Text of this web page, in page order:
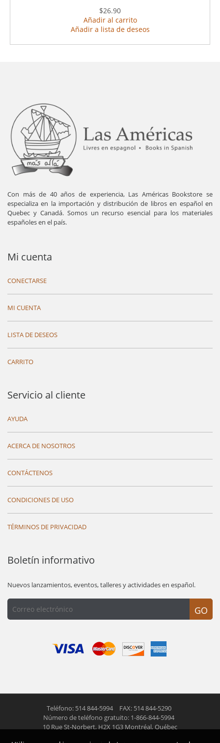
$26.90
Añadir al carrito
Añadir a lista de deseos
Con más de 40 años de experiencia, Las Américas Bookstore se
especializa en la importación y distribución de libros en español en
Quebec y Canadá. Somos un recurso esencial para los materiales
españoles en el país.
Mi cuenta
CONECTARSE
MI CUENTA
LISTA DE DESEOS
CARRITO
Servicio al cliente
AYUDA
ACERCA DE NOSOTROS
CONTÁCTENOS
CONDICIONES DE USO
TÉRMINOS DE PRIVACIDAD
Boletín informativo
Nuevos lanzamientos, eventos, talleres y actividades en español.
GO
Teléfono: 514 844-5994
FAX: 514 844-5290
Número de teléfono gratuito: 1-866-844-5994
10 Rue St-Norbert, H2X 1G3 Montréal, Québec